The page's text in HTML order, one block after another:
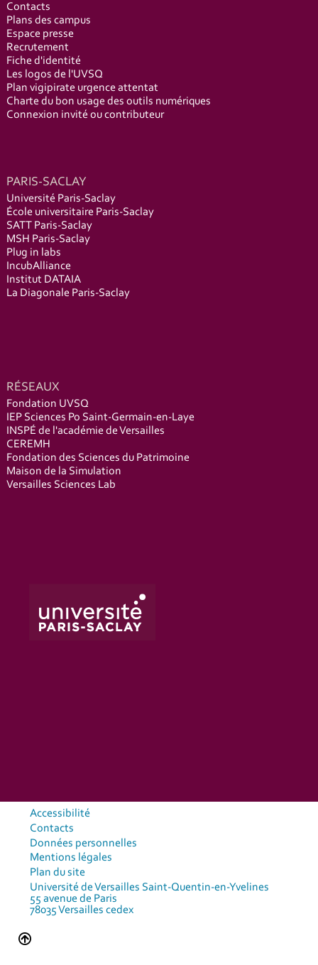
Contacts
Plans des campus
Espace presse
Recrutement
Fiche d'identité
Les logos de l'UVSQ
Plan vigipirate urgence attentat
Charte du bon usage des outils numériques
Connexion invité ou contributeur
PARIS-SACLAY
Université Paris-Saclay
École universitaire Paris-Saclay
SATT Paris-Saclay
MSH Paris-Saclay
Plug in labs
IncubAlliance
Institut DATAIA
La Diagonale Paris-Saclay
RÉSEAUX
Fondation UVSQ
IEP Sciences Po Saint-Germain-en-Laye
INSPÉ de l'académie de Versailles
CEREMH
Fondation des Sciences du Patrimoine
Maison de la Simulation
Versailles Sciences Lab
Accessibilité
Contacts
Données personnelles
Mentions légales
Plan du site
Université de Versailles Saint-Quentin-en-Yvelines
55 avenue de Paris
78035 Versailles cedex